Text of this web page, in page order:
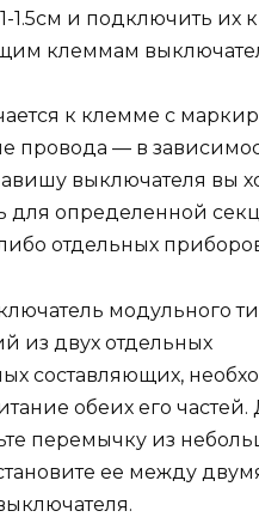
1.5см и подключить их к
клеммам
к клемме с
провода — в
выключателя вы
для определенной
отдельных
модульного
из двух отдельных
составляющих,
обеих его частей.
перемычку из
ее между